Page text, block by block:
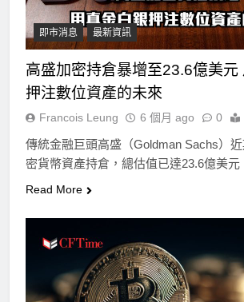
即市消息 最新資訊
高盛加密持倉暴增至23.6億美元
押注數位資產的未來
Francois Leung 6 個月 ago 0
傳統金融巨頭高盛（Goldman Sachs）
密貨幣資產持倉，總估值已達23.6億美
Read More